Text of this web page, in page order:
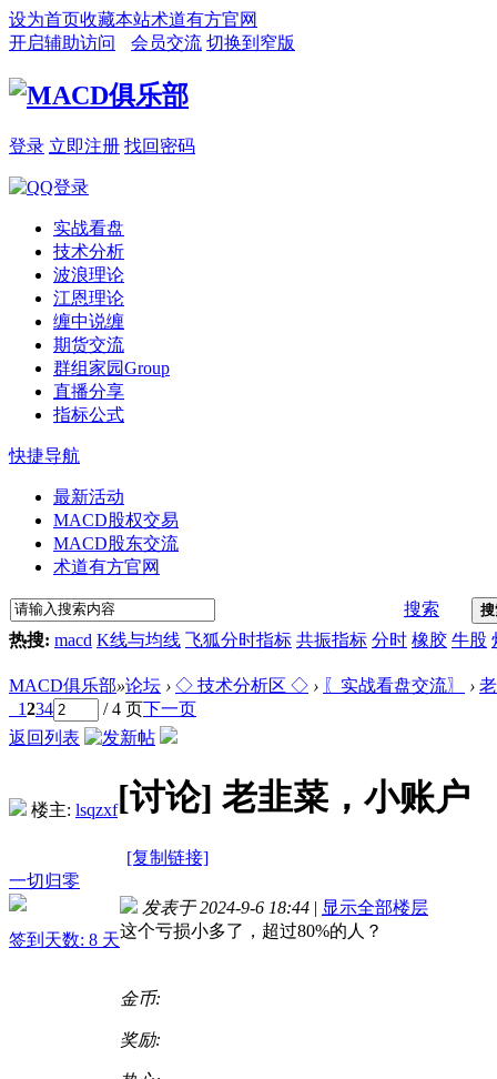
设为首页收藏本站术道有方官网
开启辅助访问
会员交流 切换到窄版
登录 立即注册 找回密码
实战看盘
技术分析
波浪理论
江恩理论
缠中说缠
期货交流
群组家园Group
直播分享
指标公式
快捷导航
最新活动
MACD股权交易
MACD股东交流
术道有方官网
搜索
热搜: macd K线与均线 飞狐分时指标 共振指标 分时 橡胶 牛股
MACD俱乐部»论坛 › ◇ 技术分析区 ◇ › 〖实战看盘交流〗 ›
1234 / 4 页下一页
返回列表
楼主: lsqzxf[讨论] 老韭菜，小账户
[复制链接]
一切归零
签到天数: 8 天
发表于 2024-9-6 18:44 | 显示全部楼层
这个亏损小多了，超过80%的人？
金币:
奖励: